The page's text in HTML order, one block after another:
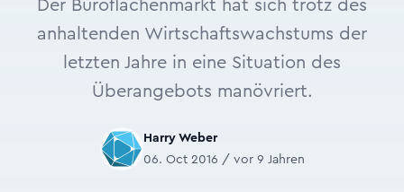
Der Büroflächenmarkt hat sich trotz des
anhaltenden Wirtschaftswachstums der
letzten Jahre in eine Situation des
Überangebots manövriert.
Harry Weber
06. Oct 2016 / vor 9 Jahren